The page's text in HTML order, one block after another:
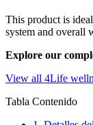
This product is
system and overall
Explore our
View all 4Life
Tabla Contenido